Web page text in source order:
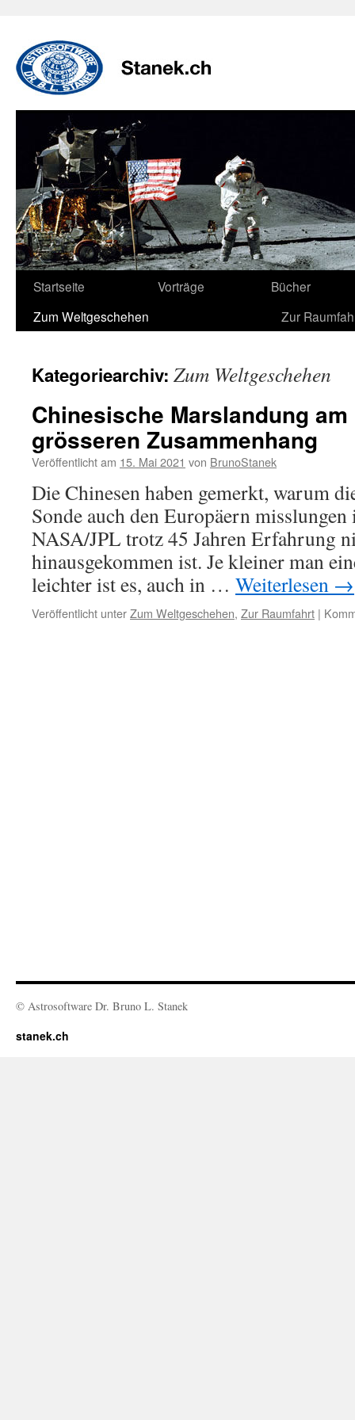
springen
Startseite Vorträge
Bücher
Zum Weltgeschehen
Zur
Kategoriearchiv: Zum Weltgeschehen
Chinesische Marslandung am
grösseren Zusammenhang
Veröffentlicht am 15. Mai 2021 von BrunoStanek
Die Chinesen haben gemerkt, warum
Sonde auch den Europäern misslungen
NASA/JPL trotz 45 Jahren Erfahrung
hinausgekommen ist. Je kleiner man
leichter ist es, auch in … Weiterlesen →
Veröffentlicht unterZum Weltgeschehen, Zur Raumfahrt |
© Astrosoftware Dr. Bruno L. Stanek
stanek.ch